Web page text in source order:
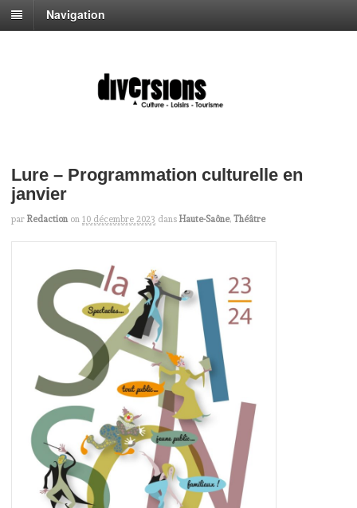
Navigation
Lure – Programmation culturelle en
janvier
par Redaction on 10 décembre 2023 dans Haute-Saône, Théâtre